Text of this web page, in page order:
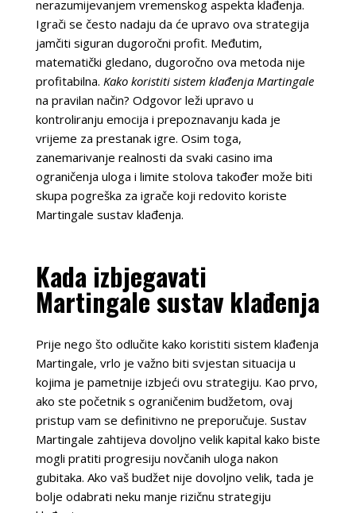
nerazumijevanjem vremenskog aspekta klađenja.
Igrači se često nadaju da će upravo ova strategija
jamčiti siguran dugoročni profit. Međutim,
matematički gledano, dugoročno ova metoda nije
profitabilna. Kako koristiti sistem klađenja Martingale
na pravilan način? Odgovor leži upravo u
kontroliranju emocija i prepoznavanju kada je
vrijeme za prestanak igre. Osim toga,
zanemarivanje realnosti da svaki casino ima
ograničenja uloga i limite stolova također može biti
skupa pogreška za igrače koji redovito koriste
Martingale sustav klađenja.
Kada izbjegavati
Martingale sustav klađenja
Prije nego što odlučite kako koristiti sistem klađenja
Martingale, vrlo je važno biti svjestan situacija u
kojima je pametnije izbjeći ovu strategiju. Kao prvo,
ako ste početnik s ograničenim budžetom, ovaj
pristup vam se definitivno ne preporučuje. Sustav
Martingale zahtijeva dovoljno velik kapital kako biste
mogli pratiti progresiju novčanih uloga nakon
gubitaka. Ako vaš budžet nije dovoljno velik, tada je
bolje odabrati neku manje rizičnu strategiju